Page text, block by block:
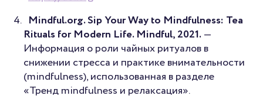
Mindful.org. Sip Your Way to Mindfulness: Tea
Rituals for Modern Life. Mindful, 2021.—
Информация о роли чайных ритуалов в
снижении стресса и практике внимательности
(mindfulness), использованная в разделе
«Тренд mindfulness и релаксация».